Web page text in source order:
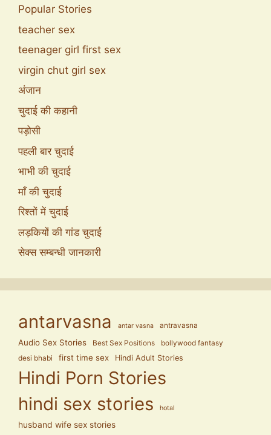
Popular Stories
teacher sex
teenager girl first sex
virgin chut girl sex
अंजान
चुदाई की कहानी
पड़ोसी
पहली बार चुदाई
भाभी की चुदाई
माँ की चुदाई
रिश्तों में चुदाई
लड़कियों की गांड चुदाई
सेक्स सम्बन्धी जानकारी
antarvasna antar vasna antravasna
Audio Sex Stories Best Sex Positions
bollywood fantasy
desi bhabi
first time sex Hindi Adult Stories
Hindi Porn Stories
hindi sex stories
hotal
husband wife sex stories